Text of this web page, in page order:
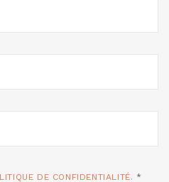
DE CONFIDENTIALITÉ. *